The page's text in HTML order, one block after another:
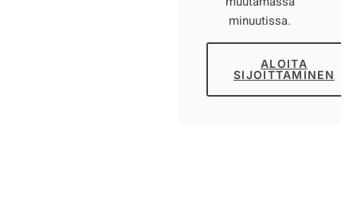
minuutissa.
ALOITA
SIJOITTAMINEN